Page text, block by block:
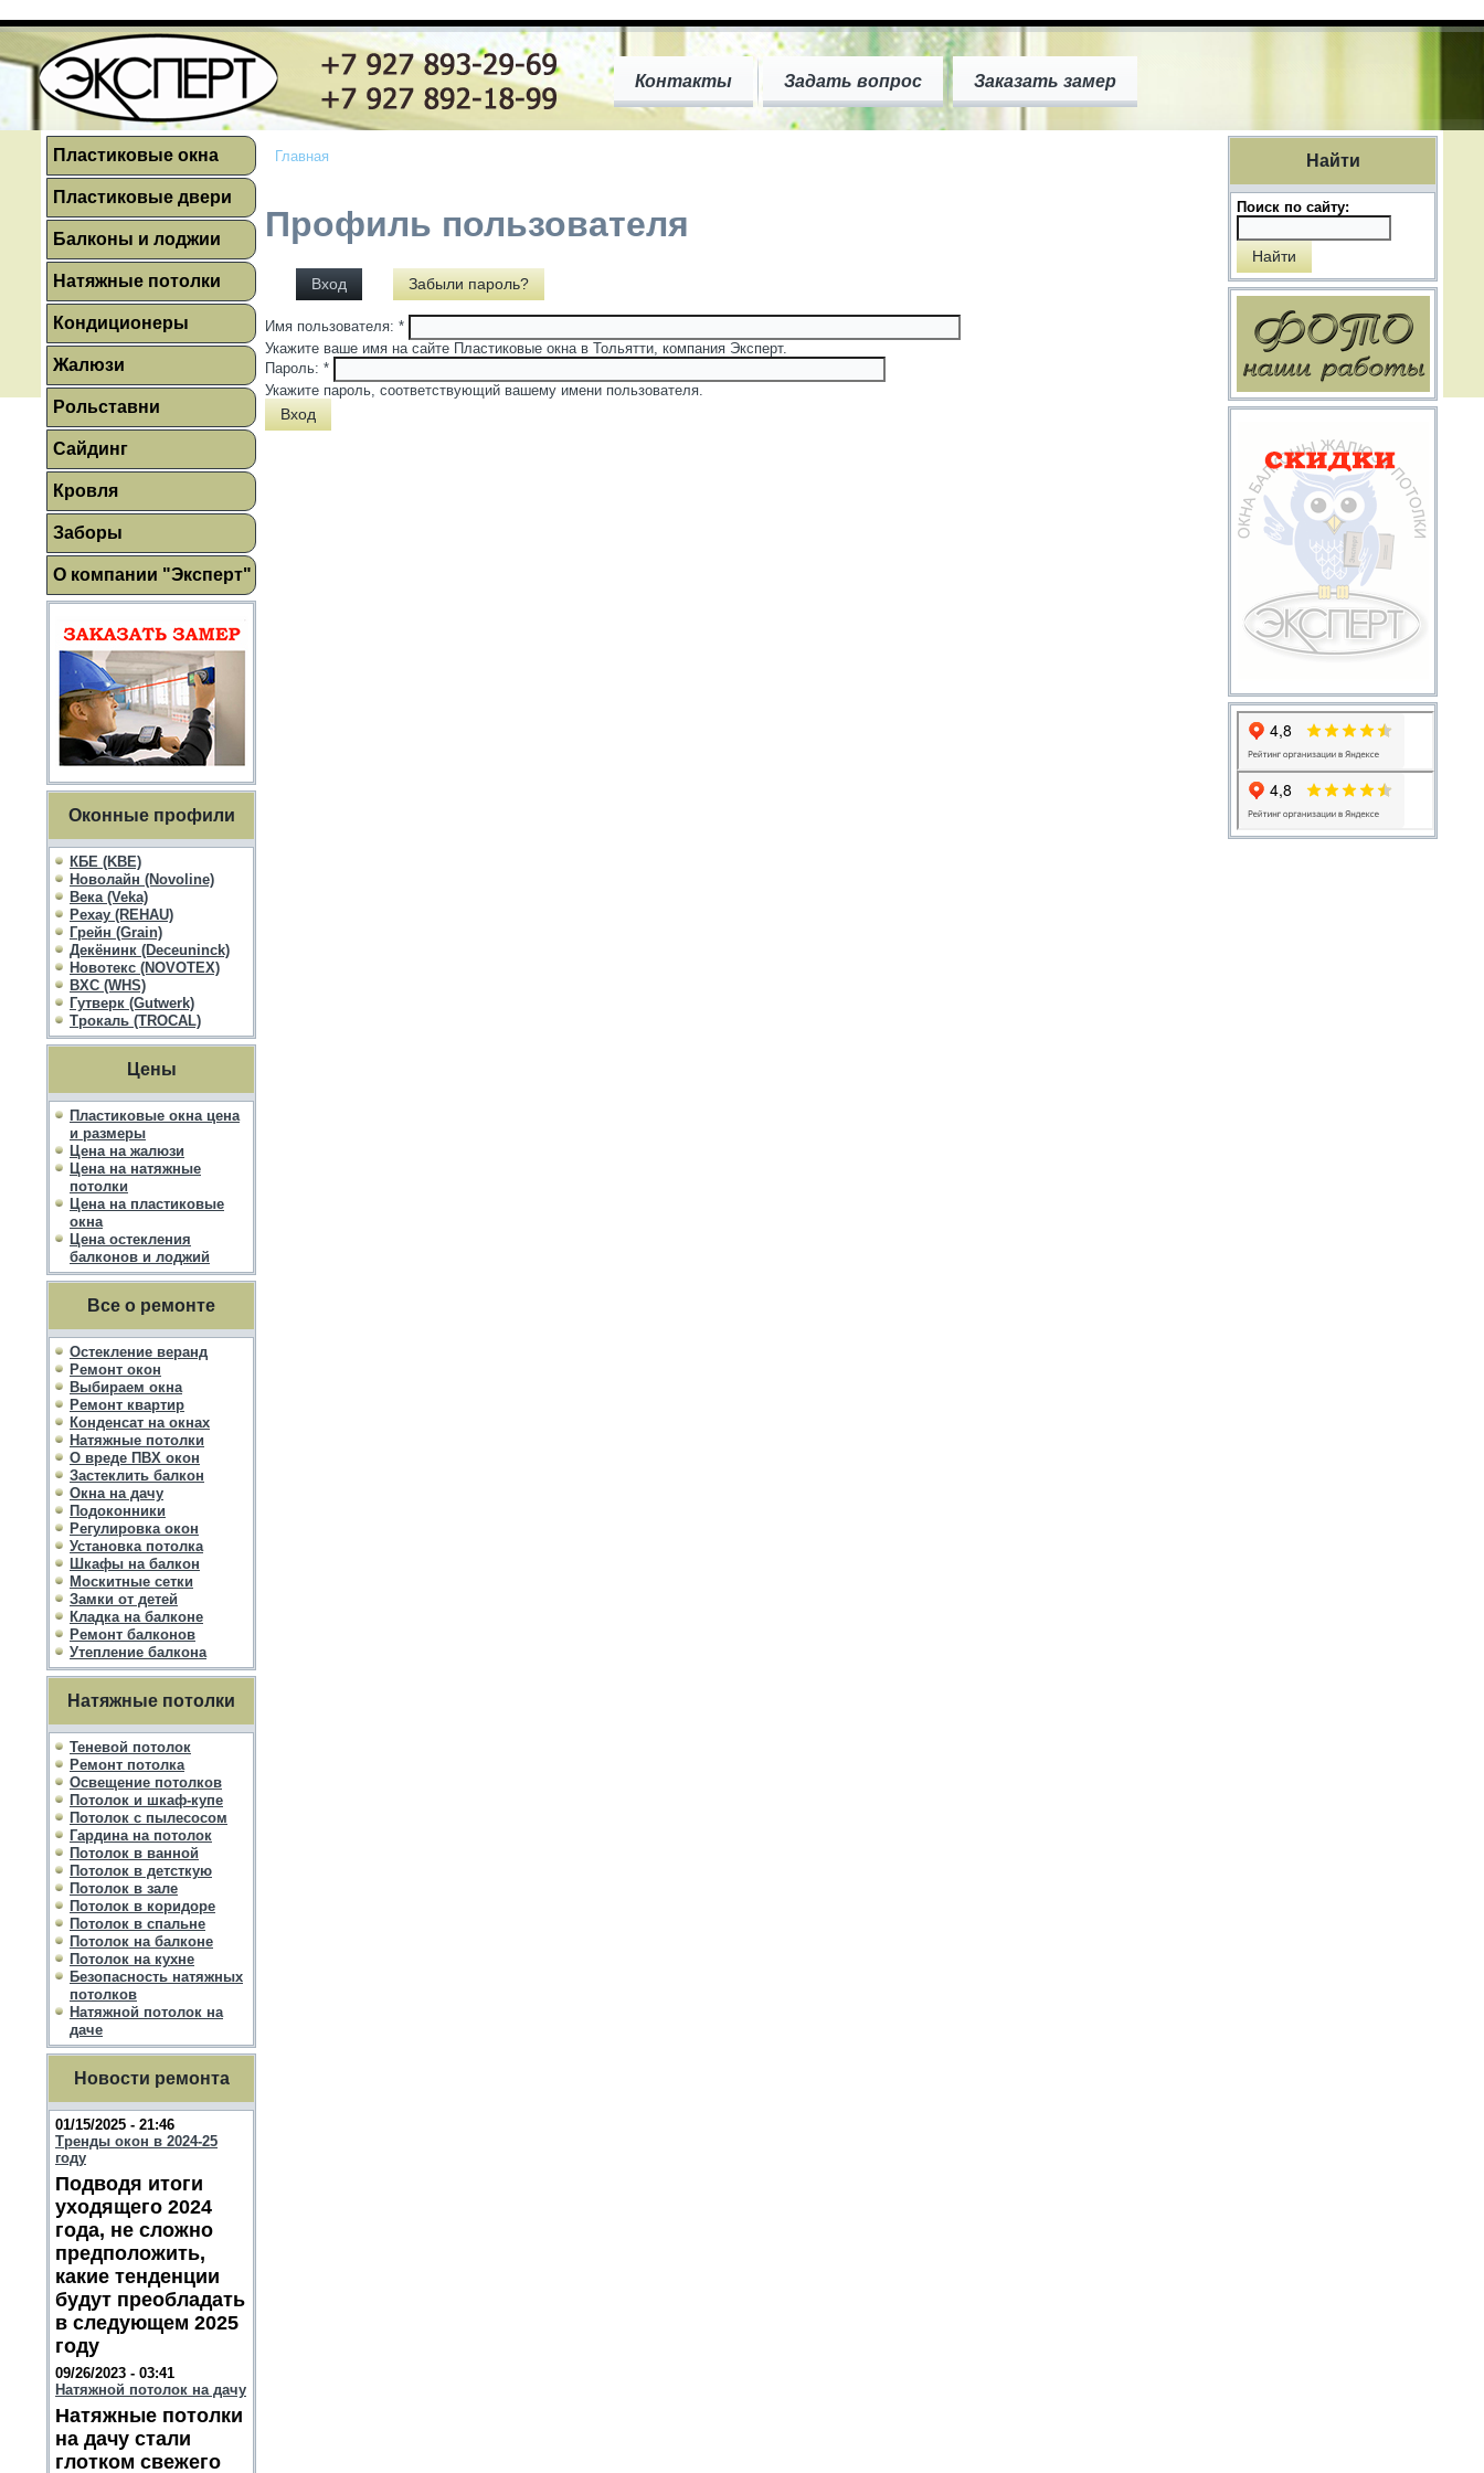
Контакты Задать вопрос Заказать замер
Пластиковые окна
Пластиковые двери
Балконы и лоджии
Натяжные потолки
Кондиционеры
Жалюзи
Рольставни
Сайдинг
Кровля
Заборы
О компании "Эксперт"
Оконные профили
КБЕ (KBE)
Новолайн (Novoline)
Века (Veka)
Рехау (REHAU)
Грейн (Grain)
Декёнинк (Deceuninck)
Новотекс (NOVOTEX)
ВХС (WHS)
Гутверк (Gutwerk)
Трокаль (TROCAL)
Цены
Пластиковые окна цена
и размеры
Цена на жалюзи
Цена на натяжные
потолки
Цена на пластиковые
окна
Цена остекления
балконов и лоджий
Все о ремонте
Остекление веранд
Ремонт окон
Выбираем окна
Ремонт квартир
Конденсат на окнах
Натяжные потолки
О вреде ПВХ окон
Застеклить балкон
Окна на дачу
Подоконники
Регулировка окон
Установка потолка
Шкафы на балкон
Москитные сетки
Замки от детей
Кладка на балконе
Ремонт балконов
Утепление балкона
Натяжные потолки
Теневой потолок
Ремонт потолка
Освещение потолков
Потолок и шкаф-купе
Потолок с пылесосом
Гардина на потолок
Потолок в ванной
Потолок в детсткую
Потолок в зале
Потолок в коридоре
Потолок в спальне
Потолок на балконе
Потолок на кухне
Безопасность натяжных
потолков
Натяжной потолок на
даче
Новости ремонта
01/15/2025 - 21:46
Тренды окон в 2024-25
году
Подводя итоги
уходящего 2024
года, не сложно
предположить,
какие тенденции
будут преобладать
в следующем 2025
году
09/26/2023 - 03:41
Натяжной потолок на дачу
Натяжные потолки
на дачу стали
глотком свежего
Главная
Профиль пользователя
Вход Забыли пароль?
Имя пользователя: *
Укажите ваше имя на сайте Пластиковые окна в Тольятти, компания Эксперт.
Пароль: *
Укажите пароль, соответствующий вашему имени пользователя.
Найти
Поиск по сайту: